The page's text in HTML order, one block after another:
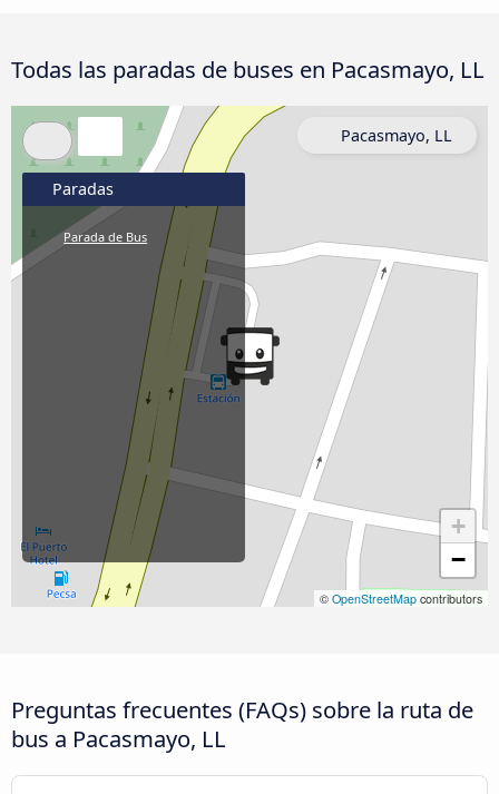
Todas las paradas de buses en Pacasmayo, LL
+
−
© OpenStreetMap contributors
Paradas
Parada de Bus
Pacasmayo, LL
Preguntas frecuentes (FAQs) sobre la ruta de
bus a Pacasmayo, LL